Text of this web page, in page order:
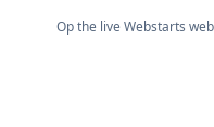
Op the live Webstarts